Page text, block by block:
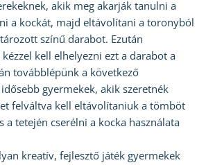
akik meg akarják tanulni a
a kockát, majd eltávolítani a toronyból
színű darabot. Ezután
kell elhelyezni ezt a darabot a
továbblépünk a következő
gyermekek, akik szeretnék
felváltva kell eltávolítaniuk a tömböt
a tetején cserélni a kocka használata
kreatív, fejlesztő játék gyermekek